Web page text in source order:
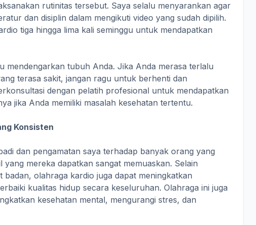
rutinitas tersebut. Saya selalu menyarankan agar
dan disiplin dalam mengikuti video yang sudah dipilih.
tiga hingga lima kali seminggu untuk mendapatkan
mendengarkan tubuh Anda. Jika Anda merasa terlalu
terasa sakit, jangan ragu untuk berhenti dan
dengan pelatih profesional untuk mendapatkan
jika Anda memiliki masalah kesehatan tertentu.
Konsisten
dan pengamatan saya terhadap banyak orang yang
mereka dapatkan sangat memuaskan. Selain
olahraga kardio juga dapat meningkatkan
kualitas hidup secara keseluruhan. Olahraga ini juga
kesehatan mental, mengurangi stres, dan